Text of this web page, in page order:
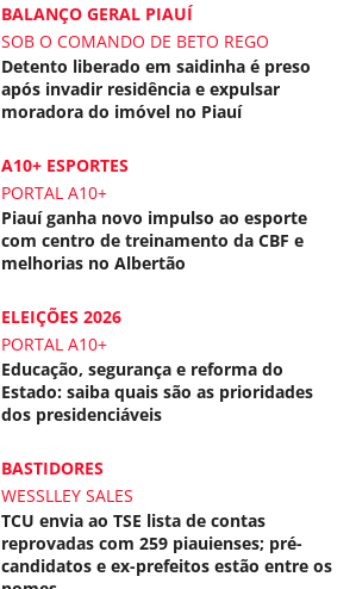
BALANÇO GERAL PIAUÍ
SOB O COMANDO DE BETO REGO
Detento liberado em saidinha é preso
após invadir residência e expulsar
moradora do imóvel no Piauí
A10+ ESPORTES
PORTAL A10+
Piauí ganha novo impulso ao esporte
com centro de treinamento da CBF e
melhorias no Albertão
ELEIÇÕES 2026
PORTAL A10+
Educação, segurança e reforma do
Estado: saiba quais são as prioridades
dos presidenciáveis
BASTIDORES
WESSLLEY SALES
TCU envia ao TSE lista de contas
reprovadas com 259 piauienses; pré-
candidatos e ex-prefeitos estão entre os